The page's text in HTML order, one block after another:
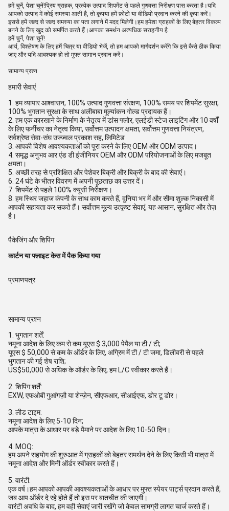
हमें चुनें, पेशा चुनें!प्रिय ग्राहक, प्रत्येक उत्पाद शिपमेंट से पहले गुणवत्ता निरीक्षण पास करता है।यदि
आपको उत्पाद में कोई समस्या आती है, तो कृपया हमें फ़ोटो या वीडियो प्रदान करने की कृपा करें।
इससे हमें जल्द से जल्द समस्या का पता लगाने में मदद मिलेगी।हम हमेशा ग्राहकों के लिए बेहतर विकल्प
बनने के लिए खुद को समर्पित करते हैं।आपका समर्थन अत्यधिक सराहनीय है
हमें चुनें, पेशा चुनें!
आर्य, विश्लेषण के लिए हमें चित्र या वीडियो भेजें, तो हम आपको मार्गदर्शन करेंगे कि इसे कैसे ठीक किया
जाए और यदि आवश्यक हो तो मुफ्त सामान प्रदान करें।
सामान्य प्रश्न
हमारी सेवाएं
1. हम व्यापार आश्वासन, 100% उत्पाद गुणवत्ता संरक्षण, 100% समय पर शिपमेंट सुरक्षा,
100% भुगतान सुरक्षा के साथ अलीबाबा मूल्यांकन गोल्ड प्रदायक हैं।
2. हम एक कारखाने के निर्माण के नेतृत्व में डांस फ्लोर, एलईडी स्टेज लाइटिंग और 10 वर्षों
के लिए फर्नीचर का नेतृत्व किया, सर्वोत्तम उत्पादन क्षमता, सर्वोत्तम गुणवत्ता नियंत्रण,
सर्वश्रेष्ठ सेवा-संघ उज्ज्वल प्रकाश सह, लिमिटेड
3. आपकी विशेष आवश्यकताओं को पूरा करने के लिए OEM और ODM उत्पाद।
4. समृद्ध अनुभव आर एंड डी इंजीनियर OEM और ODM परियोजनाओं के लिए मजबूत
क्षमता।
5. अच्छी तरह से प्रशिक्षित और पेशेवर बिक्री और बिक्री के बाद की सेवाएं।
6. 24 घंटे के भीतर विवरण में अपनी पूछताछ का उत्तर दें।
7. शिपमेंट से पहले 100% क्यूसी निरीक्षण।
8. हम स्थिर जहाज कंपनी के साथ काम करते हैं, दुनिया भर में और सीमा शुल्क निकासी में
आपकी सहायता कर सकते हैं। सर्वोत्तम मूल्य उत्कृष्ट सेवाएं, यह आसान, सुरक्षित और तेज़
है।
पैकेजिंग और शिपिंग
कार्टन या फ्लाइट केस में पैक किया गया
प्रमाणपत्र
सामान्य प्रश्न
1. भुगतान शर्तें:
नमूना आदेश के लिए कम से कम यूएस $ 3,000 पेपैल या टी / टी;
यूएस $ 50,000 से कम के ऑर्डर के लिए, अग्रिम में टी / टी जमा, डिलीवरी से पहले
भुगतान की गई शेष राशि;
US$50,000 से अधिक के ऑर्डर के लिए, हम L/C स्वीकार करते हैं।
2. शिपिंग शर्तें:
EXW, एफओबी गुआंगज़ौ या शेन्ज़ेन, सीएफआर, सीआईएफ, डोर टू डोर।
3. लीड टाइम:
नमूना आदेश के लिए 5-10 दिन;
आपके मात्रा के आधार पर बड़े पैमाने पर आदेश के लिए 10-50 दिन।
4. MOQ:
हम अपने सहयोग की शुरुआत में ग्राहकों को बेहतर समर्थन देने के लिए किसी भी मात्रा में
नमूना आदेश और मिनी ऑर्डर स्वीकार करते हैं।
5. वारंटी:
एक वर्ष।हम आपको आपकी आवश्यकताओं के आधार पर मुफ्त स्पेयर पार्ट्स प्रदान करते हैं,
जब आप ऑर्डर दे रहे होते हैं तो इस पर बातचीत की जाएगी।
वारंटी अवधि के बाद, हम वही सेवाएं जारी रखेंगे जो केवल सामग्री लागत चार्ज करते हैं।